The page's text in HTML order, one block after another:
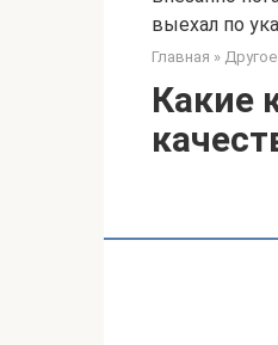
выехал по
Главная » Другое
Какие